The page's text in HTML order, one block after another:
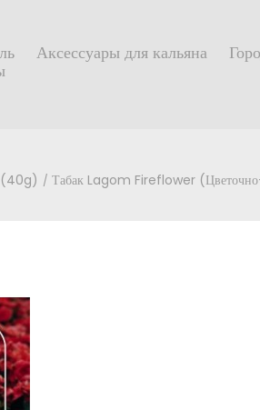
Аксессуары для кальяна
(40g) Табак Lagom Fireflower